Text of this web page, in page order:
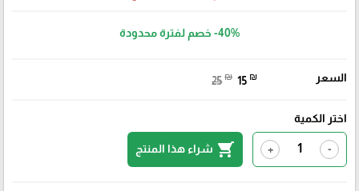
-40% خصم لفترة محدودة
السعر 25 ₪ 15 ₪
اختر الكمية
-
+
shopping_cart شراء هذا المنتج